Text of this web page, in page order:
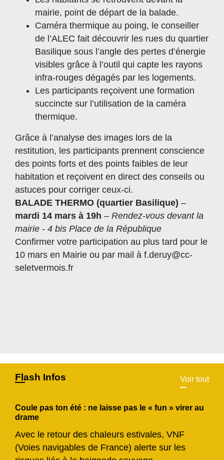
mairie, point de départ de la balade.
Caméra thermique au poing, le conseiller
de l’ALEC fait découvrir les rues du quartier
Basilique sous l’angle des pertes d’énergie
visibles grâce à l’outil qui capte les rayons
infra-rouges dégagés par les logements.
Les participants reçoivent une formation
succincte sur l’utilisation de la caméra
thermique.
Grâce à l’analyse des images lors de la
restitution, les participants prennent conscience
des points forts et des points faibles de leur
habitation et reçoivent en direct des conseils ou
astuces pour corriger ceux-ci.
BALADE THERMO (quartier Basilique) –
mardi 14 mars à 19h – Rendez-vous devant la
mairie - 4 bis Place de la République
Confirmer votre participation au plus tard pour le
10 mars en Mairie ou par mail à f.deruy@cc-
seletvermois.fr
Flash Infos Voir tout
Coule pas ton été : ne laisse pas le « fun » virer au
drame
Avec le retour des chaleurs estivales, VNF
(Voies navigables de France) alerte sur les